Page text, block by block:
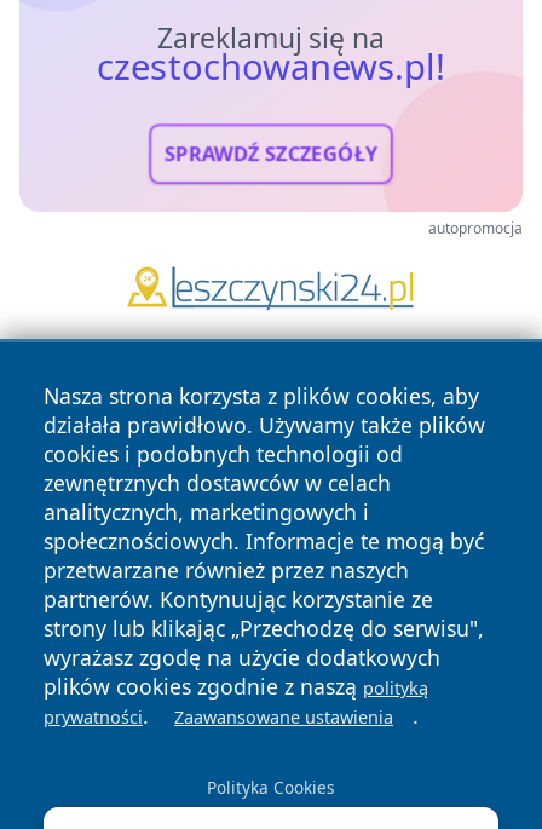
Zareklamuj się na
czestochowanews.pl!
SPRAWDŹ SZCZEGÓŁY
autopromocja
Nasza strona korzysta z plików cookies, aby
działała prawidłowo. Używamy także plików
cookies i podobnych technologii od
zewnętrznych dostawców w celach
analitycznych, marketingowych i
społecznościowych. Informacje te mogą być
przetwarzane również przez naszych
partnerów. Kontynuując korzystanie ze
strony lub klikając „Przechodzę do serwisu",
wyrażasz zgodę na użycie dodatkowych
plików cookies zgodnie z naszą polityką
prywatności. Zaawansowane ustawienia .
Polityka Cookies
Copyright © 2026 czestochowanews.pl Wszystkie prawa
zastrzeżone.
News Autorzy
Polityka
Prywatności
Polityka
Cookies
cześć